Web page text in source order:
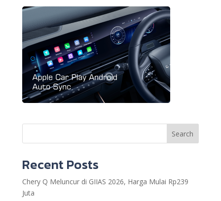
Search
Recent Posts
Chery Q Meluncur di GIIAS 2026, Harga Mulai Rp239
Juta